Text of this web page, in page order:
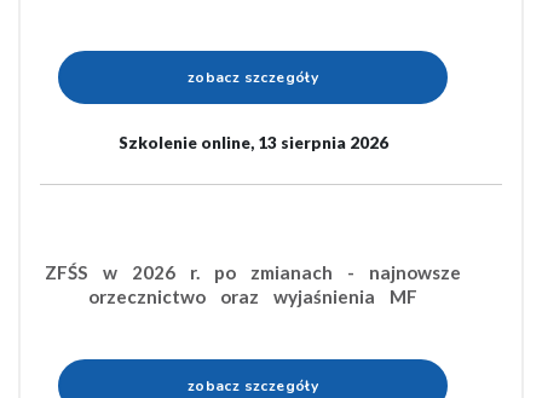
zobacz szczegóły
Szkolenie online, 13 sierpnia 2026
ZFŚS w 2026 r. po zmianach - najnowsze
orzecznictwo oraz wyjaśnienia MF
zobacz szczegóły